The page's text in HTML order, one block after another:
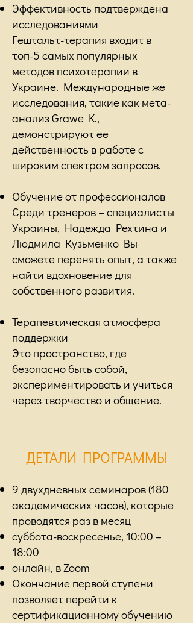
Эффективность подтверждена
исследованиями
Гештальт-терапия входит в
топ-5 самых популярных
методов психотерапии в
Украине. Международные же
исследования, такие как мета-
анализ Grawe K.,
демонстрируют ее
действенность в работе с
широким спектром запросов.
Обучение от профессионалов
Среди тренеров – специалисты
Украины, Надежда Рехтина и
Людмила Кузьменко Вы
сможете перенять опыт, а также
найти вдохновение для
собственного развития.
Терапевтическая атмосфера
поддержки
Это пространство, где
безопасно быть собой,
экспериментировать и учиться
через творчество и общение.
ДЕТАЛИ ПРОГРАММЫ
9 двухдневных семинаров (180
академических часов), которые
проводятся раз в месяц
суббота-воскресенье, 10:00 –
18:00
онлайн, в Zoom
Окончание первой ступени
позволяет перейти к
сертификационному обучению